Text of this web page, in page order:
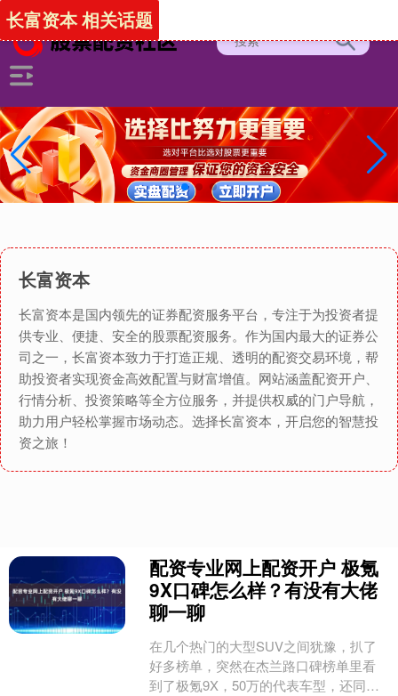
长富资本
长富资本是国内领先的证券配资服务平台，专注于为投资者提
供专业、便捷、安全的股票配资服务。作为国内最大的证券公
司之一，长富资本致力于打造正规、透明的配资交易环境，帮
助投资者实现资金高效配置与财富增值。网站涵盖配资开户、
行情分析、投资策略等全方位服务，并提供权威的门户导航，
助力用户轻松掌握市场动态。选择长富资本，开启您的智慧投
资之旅！
长富资本 相关话题
配资专业网上配资开户 极氪
9X口碑怎么样？有没有大佬
聊一聊
在几个热门的大型SUV之间犹豫，扒了
好多榜单，突然在杰兰路口碑榜单里看
到了极氪9X，50万的代表车型，还同级